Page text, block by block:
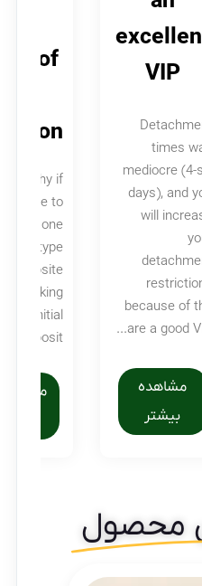
of
is why if
decide to
on one
this type
of website
making
in initial
deposit,...
VIP
times
mediocre (4-
days), and
will
because of
are a good
مشاهده
بیشتر
محصول